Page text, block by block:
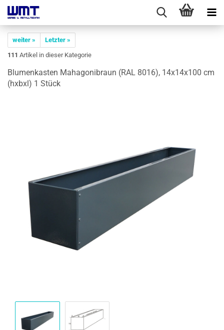
weiter »
Letzter »
111 Artikel in dieser Kategorie
Blu­men­kas­ten Ma­ha­go­ni­braun (RAL 8016), 14x14x100 cm
(hxbxl) 1 Stück